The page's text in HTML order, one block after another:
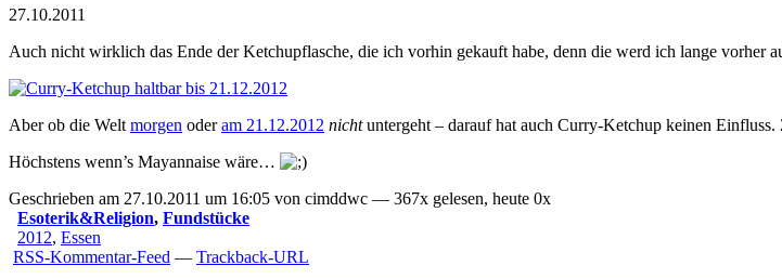
27.10.2011
Auch nicht wirklich das Ende der Ketchupflasche, die ich vorhin gekauft habe, denn die werd ich lange vorher
Aber ob die Welt morgen oderam 21.12.2012 nichtuntergeht – darauf hat auch Curry-Ketchup keinen Einfluss.
Höchstens wenn’s Mayannaise wäre…
Geschrieben am 27.10.2011 um 16:05 von cimddwc — 367x gelesen, heute 0x
Esoterik&Religion, Fundstücke
2012, Essen
RSS-Kommentar-Feed — Trackback-URL